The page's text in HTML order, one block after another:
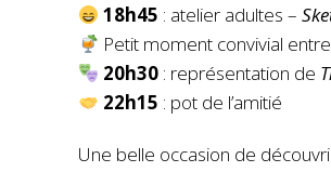
18h45 : atelier adultes –
Petit moment convivial
20h30 : représentation de
22h15 : pot de l’amitié
Une belle occasion de